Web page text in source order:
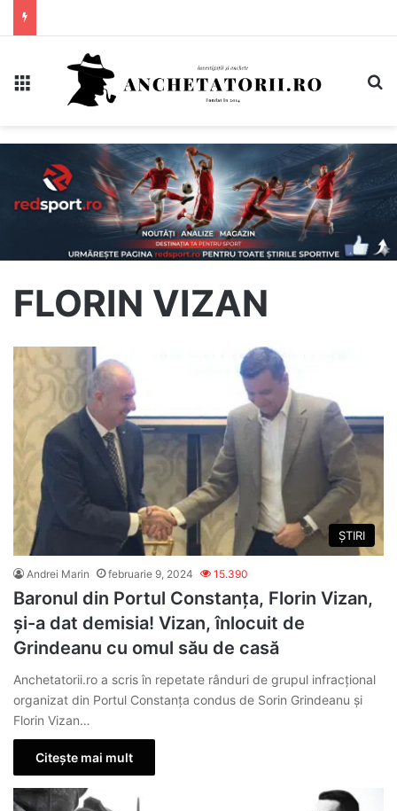
FLORIN VIZAN
ȘTIRI
Andrei Marin februarie 9, 2024 15.390
Baronul din Portul Constanța, Florin Vizan,
și-a dat demisia! Vizan, înlocuit de
Grindeanu cu omul său de casă
Anchetatorii.ro a scris în repetate rânduri de grupul infracțional
organizat din Portul Constanța condus de Sorin Grindeanu și
Florin Vizan…
Citește mai mult